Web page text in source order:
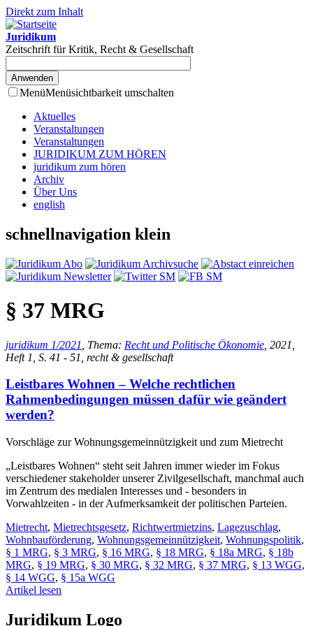
Direkt zum Inhalt
Juridikum
Zeitschrift für Kritik, Recht & Gesellschaft
MenüMenüsichtbarkeit umschalten
Aktuelles
Veranstaltungen
Veranstaltungen
JURIDIKUM ZUM HÖREN
juridikum zum hören
Archiv
Über Uns
english
schnellnavigation klein
§ 37 MRG
juridikum 1/2021 , Thema: Recht und Politische Ökonomie , 2021,
Heft 1, S. 41 - 51, recht & gesellschaft
Leistbares Wohnen – Welche rechtlichen
Rahmenbedingungen müssen dafür wie geändert
werden?
Vorschläge zur Wohnungsgemeinnützigkeit und zum Mietrecht
„Leistbares Wohnen“ steht seit Jahren immer wieder im Fokus
verschiedener stakeholder unserer Zivilgesellschaft, manchmal auch
im Zentrum des medialen Interesses und - besonders in
Vorwahlzeiten - in der Aufmerksamkeit der politischen Parteien.
Mietrecht, Mietrechtsgesetz, Richtwertmietzins, Lagezuschlag,
Wohnbauförderung, Wohnungsgemeinnützigkeit, Wohnungspolitik,
§ 1 MRG, § 3 MRG, § 16 MRG, § 18 MRG, § 18a MRG, § 18b
MRG, § 19 MRG, § 30 MRG, § 32 MRG, § 37 MRG, § 13 WGG,
§ 14 WGG, § 15a WGG
Artikel lesen
Juridikum Logo